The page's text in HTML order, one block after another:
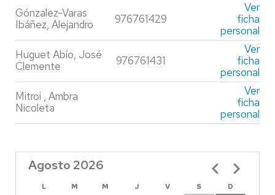
Gónzalez-Varas
Ibáñez, Alejandro
976761429
Ver
ficha
personal
Huguet Abío, José
Clemente
976761431
Ver
ficha
personal
Mitroi , Ambra
Nicoleta
Ver
ficha
personal
Agosto 2026
L M M J V S
D
Paginación